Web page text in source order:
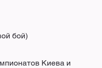
бой)
Киева и